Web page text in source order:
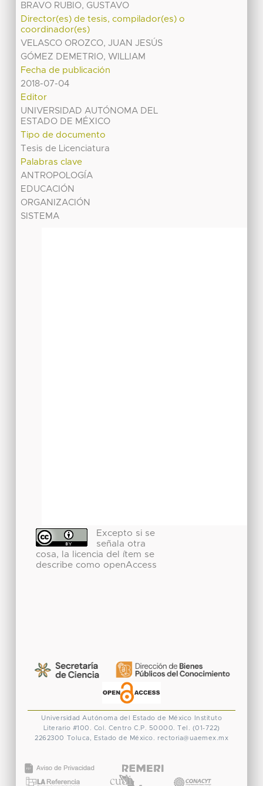
BRAVO RUBIO, GUSTAVO
Director(es) de tesis, compilador(es) o
coordinador(es)
VELASCO OROZCO, JUAN JESÚS
GÓMEZ DEMETRIO, WILLIAM
Fecha de publicación
2018-07-04
Editor
UNIVERSIDAD AUTÓNOMA DEL
ESTADO DE MÉXICO
Tipo de documento
Tesis de Licenciatura
Palabras clave
ANTROPOLOGÍA
EDUCACIÓN
ORGANIZACIÓN
SISTEMA
Excepto si se
señala otra
cosa, la licencia del ítem se
describe como openAccess
Universidad Autónoma del Estado de México
Instituto
Literario #100. Col. Centro C.P. 50000. Tel. (01-722)
2262300
Toluca, Estado de México. rectoria@uaemex.mx